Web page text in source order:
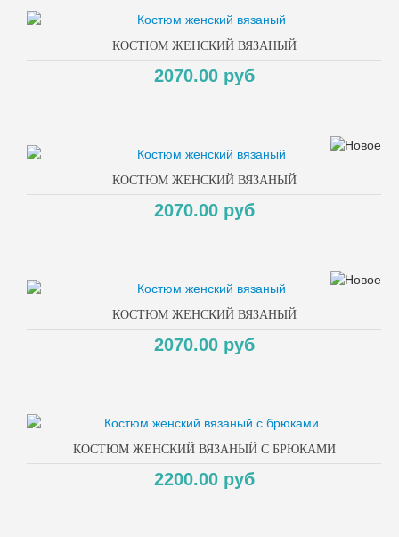
КОСТЮМ ЖЕНСКИЙ ВЯЗАНЫЙ
2070.00 руб
КОСТЮМ ЖЕНСКИЙ ВЯЗАНЫЙ
2070.00 руб
КОСТЮМ ЖЕНСКИЙ ВЯЗАНЫЙ
2070.00 руб
КОСТЮМ ЖЕНСКИЙ ВЯЗАНЫЙ С БРЮКАМИ
2200.00 руб